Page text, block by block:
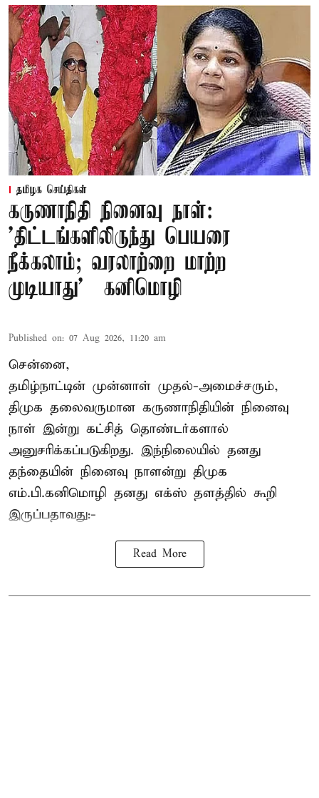
தமிழக செய்திகள்
கருணாநிதி நினைவு நாள்:
'திட்டங்களிலிருந்து பெயரை
நீக்கலாம்; வரலாற்றை மாற்ற
முடியாது' – கனிமொழி
Published on: 07 Aug 2026, 11:20 am
சென்னை,
தமிழ்நாட்டின் முன்னாள் முதல்-அமைச்சரும்,
திமுக தலைவருமான கருணாநிதியின் நினைவு
நாள் இன்று கட்சித் தொண்டர்களால்
அனுசரிக்கப்படுகிறது. இந்நிலையில் தனது
தந்தையின் நினைவு நாளன்று திமுக
எம்.பி.கனிமொழி தனது எக்ஸ் தளத்தில் கூறி
இருப்பதாவது:-
Read More